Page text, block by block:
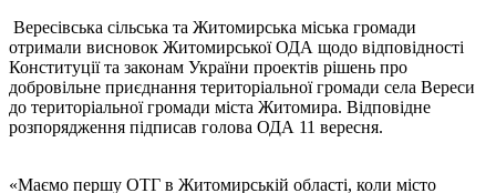
Вересівська сільська та Житомирська міська громади
отримали висновок Житомирської ОДА щодо відповідності
Конституції та законам України проектів рішень про
добровільне приєднання територіальної громади села Вереси
до територіальної громади міста Житомира. Відповідне
розпорядження підписав голова ОДА 11 вересня.
«Маємо першу ОТГ в Житомирській області, коли місто